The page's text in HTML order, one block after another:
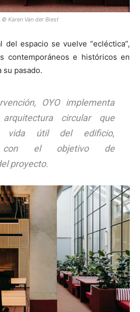
Karen Van der Biest
del espacio se vuelve “ecléctica”,
contemporáneos e históricos en
su pasado.
OYO implementa
circular que
vida útil del edificio,
con el objetivo de
proyecto.